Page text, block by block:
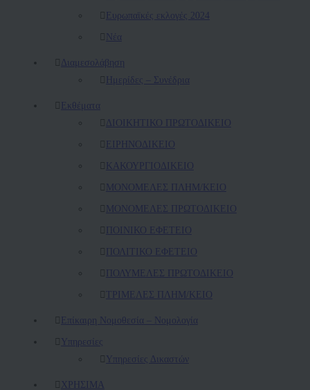
Ευρωπαϊκές εκλογές 2024
Νέα
Διαμεσολάβηση
Ημερίδες – Συνέδρια
Εκθέματα
ΔΙΟΙΚΗΤΙΚΟ ΠΡΩΤΟΔΙΚΕΙΟ
ΕΙΡΗΝΟΔΙΚΕΙΟ
ΚAΚΟΥΡΓΙΟΔΙΚΕΙΟ
ΜΟΝΟΜΕΛΕΣ ΠΛΗΜ/ΚΕΙΟ
ΜΟΝΟΜΕΛΕΣ ΠΡΩΤΟΔΙΚΕΙΟ
ΠΟΙΝΙΚΟ ΕΦΕΤΕΙΟ
ΠΟΛΙΤΙΚΟ ΕΦΕΤΕΙΟ
ΠΟΛΥΜΕΛΕΣ ΠΡΩΤΟΔΙΚΕΙΟ
ΤΡΙΜΕΛΕΣ ΠΛΗΜ/ΚΕΙΟ
Επίκαιρη Νομοθεσία – Νομολογία
Υπηρεσίες
Υπηρεσίες Δικαστών
ΧΡΗΣΙΜΑ